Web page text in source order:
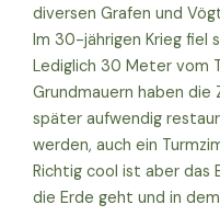
diversen Grafen und
Im 30-jährigen Krieg fiel
Lediglich 30 Meter vom
Grundmauern haben
später aufwendig
werden, auch ein
Richtig cool ist aber das
die Erde geht und in